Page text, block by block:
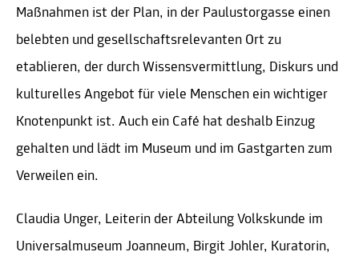
Maßnahmen ist der Plan, in der Paulustorgasse einen
belebten und gesellschaftsrelevanten Ort zu
etablieren, der durch Wissensvermittlung, Diskurs und
kulturelles Angebot für viele Menschen ein wichtiger
Knotenpunkt ist. Auch ein Café hat deshalb Einzug
gehalten und lädt im Museum und im Gastgarten zum
Verweilen ein.
Claudia Unger, Leiterin der Abteilung Volkskunde im
Universalmuseum Joanneum, Birgit Johler, Kuratorin,